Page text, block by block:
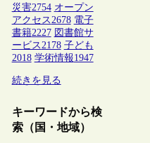
災害2754 オープン
アクセス2678 電子
書籍2227 図書館サ
ービス2178 子ども
2018 学術情報1947
続きを見る
キーワードから検
索（国・地域）